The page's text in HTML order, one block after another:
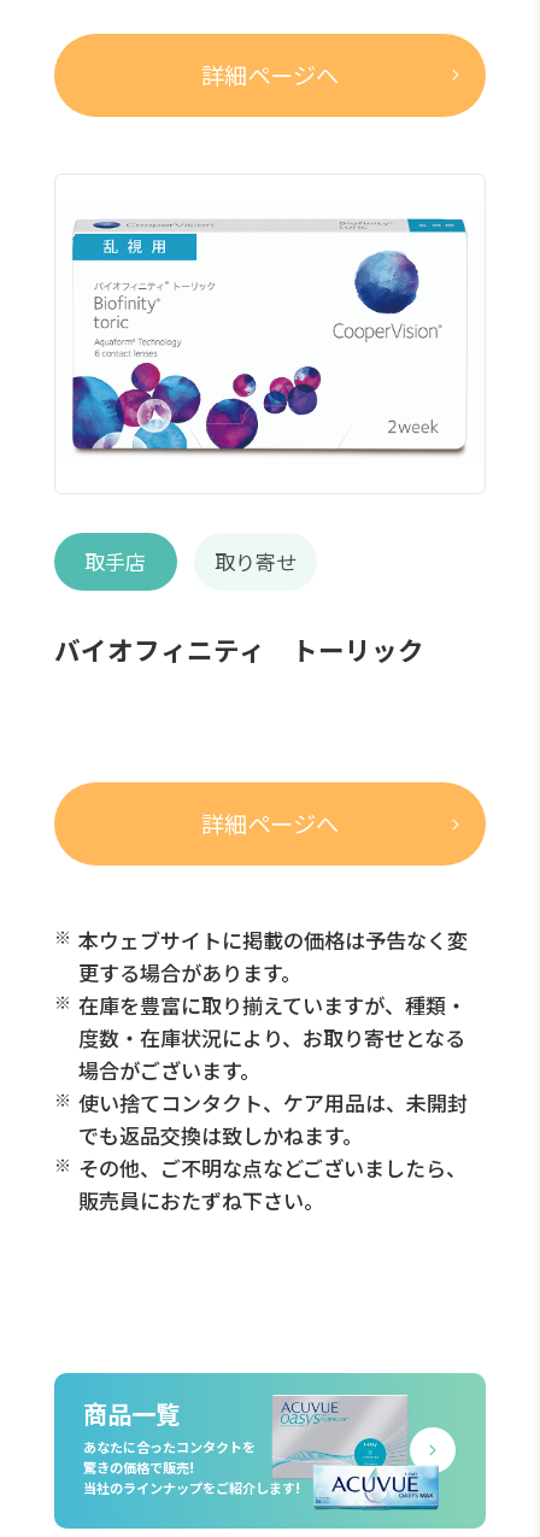
詳細ページへ
取手店 取り寄せ
バイオフィニティ トーリック
詳細ページへ
本ウェブサイトに掲載の価格は予告なく変
更する場合があります。
在庫を豊富に取り揃えていますが、種類・
度数・在庫状況により、お取り寄せとなる
場合がございます。
使い捨てコンタクト、ケア用品は、未開封
でも返品交換は致しかねます。
その他、ご不明な点などございましたら、
販売員におたずね下さい。
商品一覧
あなたに合ったコンタクトを
驚きの価格で販売!
当社のラインナップをご紹介します!